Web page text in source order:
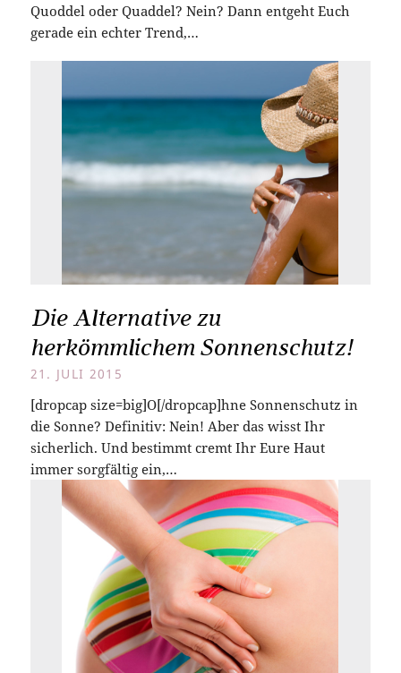
Quoddel oder Quaddel? Nein? Dann entgeht Euch
gerade ein echter Trend,…
Die Alternative zu
herkömmlichem Sonnenschutz!
21. JULI 2015
[dropcap size=big]O[/dropcap]hne Sonnenschutz in
die Sonne? Definitiv: Nein! Aber das wisst Ihr
sicherlich. Und bestimmt cremt Ihr Eure Haut
immer sorgfältig ein,…